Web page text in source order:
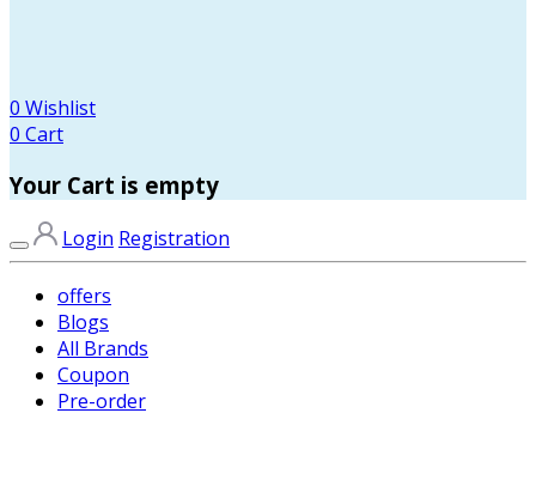
0 Wishlist
0 Cart
Your Cart is empty
Login Registration
offers
Blogs
All Brands
Coupon
Pre-order